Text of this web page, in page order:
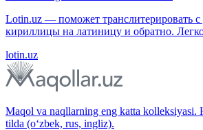
Lotin.uz — поможет транслитерировать с
кириллицы на латиницу и обратно.
lotin.uz
Maqol va naqllarning eng katta kolleksiyasi.
tilda (o‘zbek, rus, ingliz).